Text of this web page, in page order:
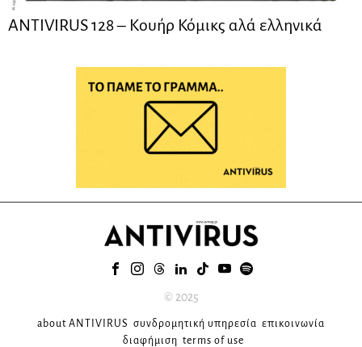
ANTIVIRUS 128 – Kουήρ Κόμικς αλά ελληνικά
© 2025
about ANTIVIRUS συνδρομητική υπηρεσία επικοινωνία
διαφήμιση terms of use